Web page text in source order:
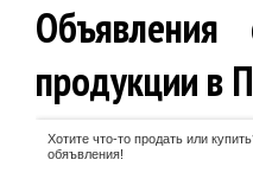
продукции в
Хотите что-то продать или
обяъвления!